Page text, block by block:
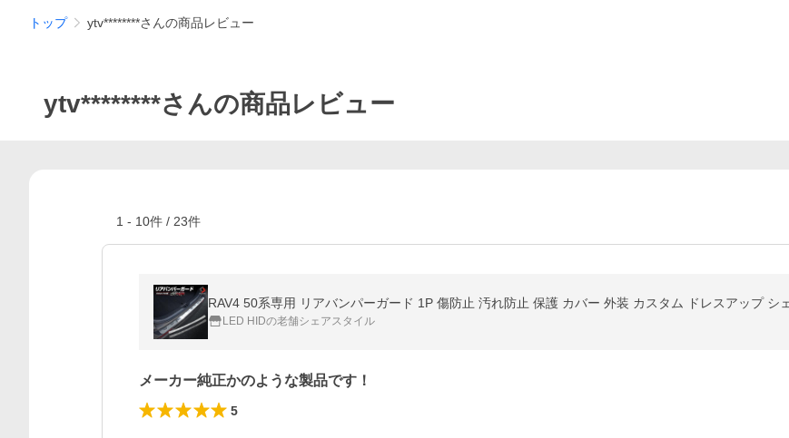
トップ ytv********さんの商品レビュー
ytv********さんの商品レビュー
1 - 10件 / 23件
RAV4 50系専用 リアバンパーガード 1P 傷防止 汚れ防止 保護 カバー 外装 カスタム ドレスアップ シ
LED HIDの老舗シェアスタイル
メーカー純正かのような製品です！
5